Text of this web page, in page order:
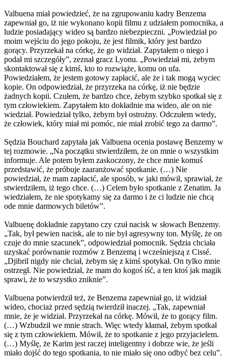
Valbuena miał powiedzieć, że na zgrupowaniu kadry Benzema
zapewniał go, iż nie wykonano kopii filmu z udziałem pomocnika, a
ludzie posiadający wideo są bardzo niebezpieczni. „Powiedział po
moim wejściu do jego pokoju, że jest filmik, który jest bardzo
gorący. Przyrzekał na córkę, że go widział. Zapytałem o niego i
podał mi szczegóły”, zeznał gracz Lyonu. „Powiedział mi, żebym
skontaktował się z kimś, kto to rozwiąże, komu on ufa.
Powiedziałem, że jestem gotowy zapłacić, ale że i tak mogą wyciec
kopie. On odpowiedział, że przyrzeka na córkę, iż nie będzie
żadnych kopii. Czułem, że bardzo chce, żebym szybko spotkał się z
tym człowiekiem. Zapytałem kto dokładnie ma wideo, ale on nie
wiedział. Powiedział tylko, żebym był ostrożny. Odczułem wtedy,
że człowiek, który miał mi pomóc, nie miał zrobić tego za darmo”.
Sędzia Bouchard zapytała jak Valbuena ocenia postawę Benzemy w
tej rozmowie. „Na początku stwierdziłem, że on mnie o wszystkim
informuje. Ale potem byłem zaskoczony, że chce mnie komuś
przedstawić, że próbuje zaaranżować spotkanie. (…) Nie
powiedział, że mam zapłacić, ale sposób, w jaki mówił, sprawiał, że
stwierdziłem, iż tego chce. (…) Celem było spotkanie z Zenatim. Ja
wiedziałem, że nie spotykamy się za darmo i że ci ludzie nie chcą
ode mnie darmowych biletów”.
Valbuenę dokładnie zapytano czy czuł nacisk w słowach Benzemy.
„Tak, był pewien nacisk, ale to nie był agresywny ton. Myślę, że on
czuje do mnie szacunek”, odpowiedział pomocnik. Sędzia chciała
uzyskać porównanie rozmów z Benzemą i wcześniejszą z Cissé.
„Djibril nigdy nie chciał, żebym się z kimś spotykał. On tylko mnie
ostrzegł. Nie powiedział, że mam do kogoś iść, a ten ktoś jak magik
sprawi, że to wszystko zniknie”.
Valbuena potwierdził też, że Benzema zapewniał go, iż widział
wideo, chociaż przed sędzią twierdził inaczej. „Tak, zapewniał
mnie, że je widział. Przyrzekał na córkę. Mówił, że to gorący film.
(…) Wzbudził we mnie strach. Więc wtedy kłamał, żebym spotkał
się z tym człowiekiem. Mówił, że to spotkanie z jego przyjacielem.
(…) Myślę, że Karim jest raczej inteligentny i dobrze wie, że jeśli
miało dojść do tego spotkania, to nie miało się ono odbyć bez celu”.